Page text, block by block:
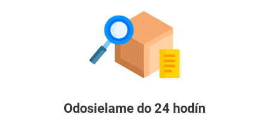
Odosielame do 24 hodín